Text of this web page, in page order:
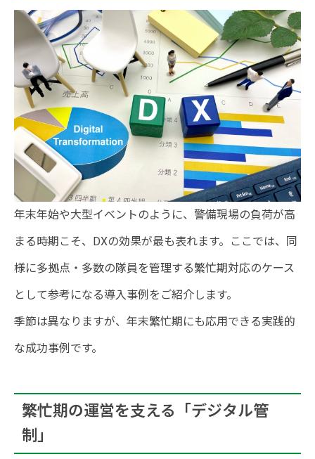
年末年始や大型イベントのように、警備現場の負荷が高
まる時期こそ、DXの効果が最も表れます。ここでは、同
様に多拠点・多数の隊員を管理する繁忙期対応のケース
として参考になる導入事例をご紹介します。
季節は異なりますが、年末繁忙期にも応用できる実践的
な成功事例です。
繁忙期の運営を支える「デジタル管
制」